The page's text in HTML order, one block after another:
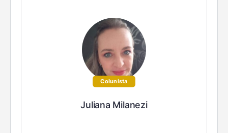
Colunista
Juliana Milanezi